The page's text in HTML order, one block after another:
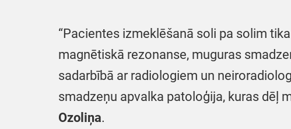
“Pacientes izmeklēšanā soli pa solim
magnētiskā rezonanse, muguras
sadarbībā ar radiologiem un
smadzeņu apvalka patoloģija, kuras dēļ
Ozoliņa.